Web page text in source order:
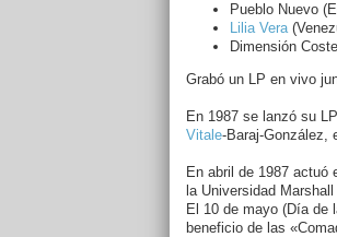
Pueblo Nuevo
Lilia Vera
Dimensión
Grabó un LP en vivo
En 1987 se lanzó su LP
Vitale-Baraj-González,
En abril de 1987 actuó
la Universidad
El 10 de mayo (Día de
beneficio de las